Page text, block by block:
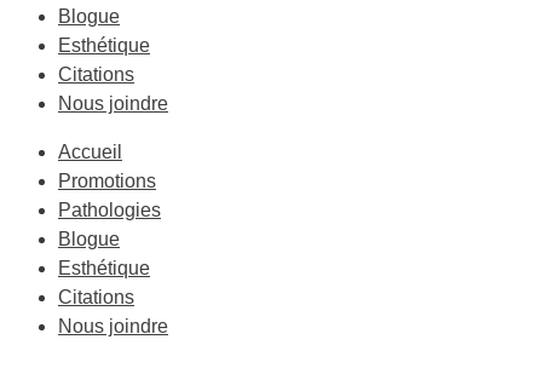
Blogue
Esthétique
Citations
Nous joindre
Accueil
Promotions
Pathologies
Blogue
Esthétique
Citations
Nous joindre